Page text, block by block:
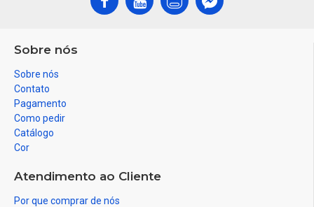
Sobre nós
Sobre nós
Contato
Pagamento
Como pedir
Catálogo
Cor
Atendimento ao Cliente
Por que comprar de nós